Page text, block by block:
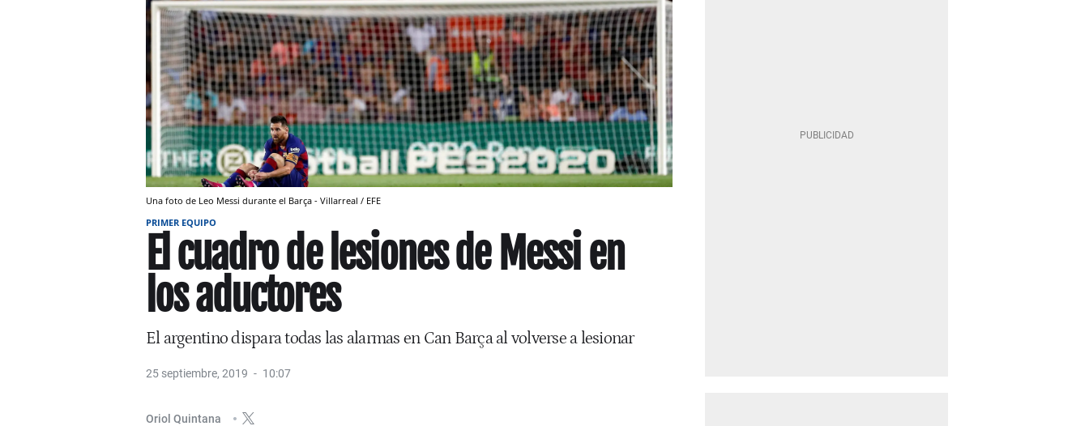
Una foto de Leo Messi durante el Barça - Villarreal / EFE
PRIMER EQUIPO
El cuadro de lesiones de Messi en
los aductores
El argentino dispara todas las alarmas en Can Barça al volverse a lesionar
25 septiembre, 2019 10:07
Oriol Quintana